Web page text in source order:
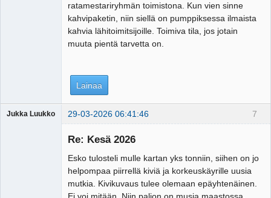
ratamestariryhmän toimistona. Kun vien sinne
kahvipaketin, niin siellä on pumppiksessa ilmaista
kahvia lähitoimitsijoille. Toimiva tila, jos jotain
muuta pientä tarvetta on.
Lainaa
7
Jukka Luukko 29-03-2026 06:41:46
Re: Kesä 2026
Esko tulosteli mulle kartan yks tonniin, siihen on jo
helpompaa piirrellä kiviä ja korkeuskäyrille uusia
mutkia. Kivikuvaus tulee olemaan epäyhtenäinen.
Ei voi mitään. Niin paljon on musia maastossa.